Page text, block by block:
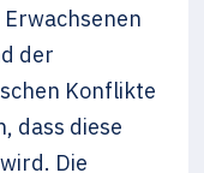
der
Konflikte
dass diese
Die